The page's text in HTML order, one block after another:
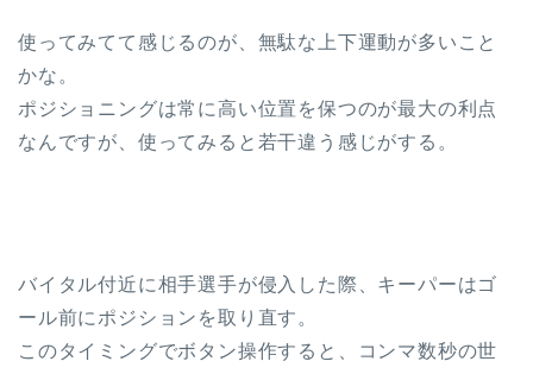
使ってみてて感じるのが、無駄な上下運動が多いこと
かな。
ポジショニングは常に高い位置を保つのが最大の利点
なんですが、使ってみると若干違う感じがする。
バイタル付近に相手選手が侵入した際、キーパーはゴ
ール前にポジションを取り直す。
このタイミングでボタン操作すると、コンマ数秒の世